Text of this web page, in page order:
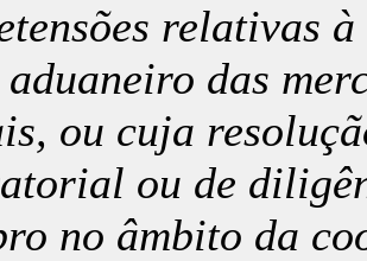
relativas
das
ou cuja
ou de
no âmbito da